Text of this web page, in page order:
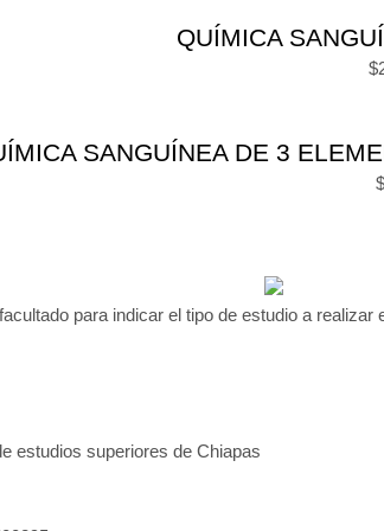
QUÍMICA
$
SANGUÍNEA DE 3
$
para indicar el tipo de estudio a
estudios superiores de Chiapas